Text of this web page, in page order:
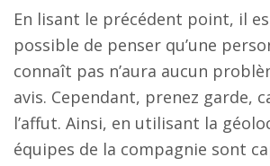
En lisant le précédent point, il
possible de penser qu’une
connaît pas n’aura aucun
avis. Cependant, prenez garde,
l’affut. Ainsi, en utilisant la
équipes de la compagnie sont